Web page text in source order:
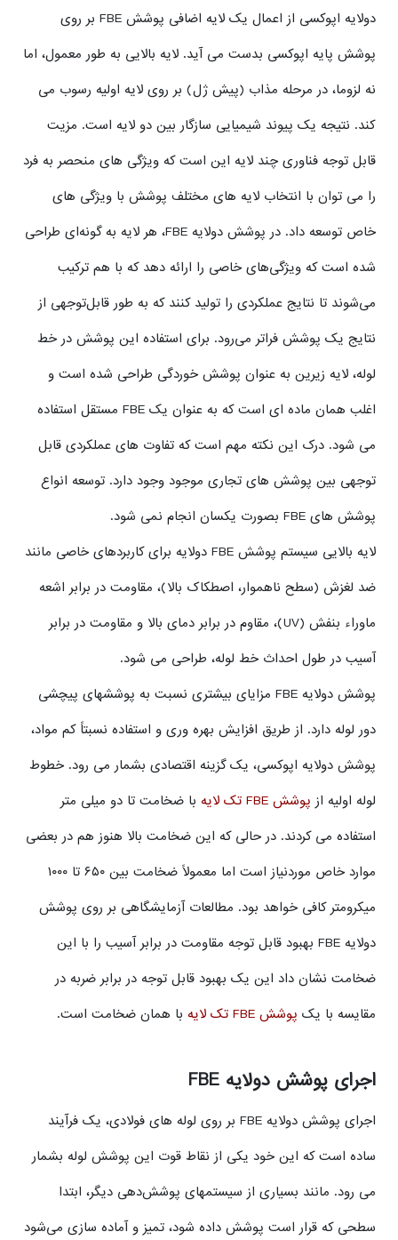
دولایه اپوکسی از اعمال یک لایه اضافی پوشش FBE بر روی
پوشش پایه اپوکسی بدست می آید. لایه بالایی به طور معمول، اما
نه لزوما، در مرحله مذاب (پیش ژل) بر روی لایه اولیه رسوب می
کند. نتیجه یک پیوند شیمیایی سازگار بین دو لایه است. مزیت
قابل توجه فناوری چند لایه این است که ویژگی های منحصر به فرد
را می توان با انتخاب لایه های مختلف پوشش با ویژگی های
خاص توسعه داد. در پوشش دولایه FBE، هر لایه به گونه‌ای طراحی
شده است که ویژگی‌های خاصی را ارائه دهد که با هم ترکیب
می‌شوند تا نتایج عملکردی را تولید کنند که به طور قابل‌توجهی از
نتایج یک پوشش فراتر می‌رود. برای استفاده این پوشش در خط
لوله، لایه زیرین به عنوان پوشش خوردگی طراحی شده است و
اغلب همان ماده ای است که به عنوان یک FBE مستقل استفاده
می شود. درک این نکته مهم است که تفاوت های عملکردی قابل
توجهی بین پوشش های تجاری موجود وجود دارد. توسعه انواع
پوشش های FBE بصورت یکسان انجام نمی شود.
لایه بالایی سیستم پوشش FBE دولایه برای کاربردهای خاصی مانند
ضد لغزش (سطح ناهموار، اصطکاک بالا)، مقاومت در برابر اشعه
ماوراء بنفش (UV)، مقاوم در برابر دمای بالا و مقاومت در برابر
آسیب در طول احداث خط لوله، طراحی می شود.
پوشش دولایه FBE مزایای بیشتری نسبت به پوششهای پیچشی
دور لوله دارد. از طریق افزایش بهره وری و استفاده نسبتاً کم مواد،
پوشش دولایه اپوکسی، یک گزینه اقتصادی بشمار می رود. خطوط
لوله اولیه از پوشش FBE تک لایه
با ضخامت تا دو میلی متر
استفاده می کردند. در حالی که این ضخامت بالا هنوز هم در بعضی
موارد خاص موردنیاز است اما معمولاً ضخامت بین ۶۵۰ تا ۱۰۰۰
میکرومتر کافی خواهد بود. مطالعات آزمایشگاهی بر روی پوشش
دولایه FBE بهبود قابل توجه مقاومت در برابر آسیب را با این
ضخامت نشان داد این یک بهبود قابل توجه در برابر ضربه در
مقایسه با یک پوشش FBE تک لایه با همان ضخامت است.
اجرای پوشش دولایه FBE
اجرای پوشش دولایه FBE بر روی لوله های فولادی، یک فرآیند
ساده است که این خود یکی از نقاط قوت این پوشش لوله بشمار
می رود. مانند بسیاری از سیستمهای پوشش‌دهی دیگر، ابتدا
سطحی که قرار است پوشش داده شود، تمیز و آماده سازی می‌شود